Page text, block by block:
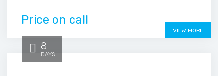
Price on call
VIEW MORE
8
DAYS